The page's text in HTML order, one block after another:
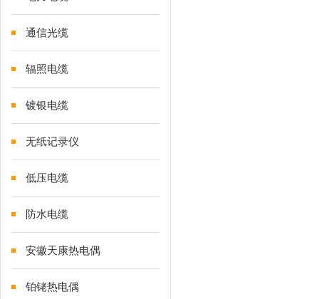
通信光缆
辐照电缆
镀银电缆
无纸记录仪
低压电缆
防水电缆
安徽天康热电偶
铂铑热电偶